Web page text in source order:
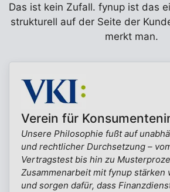
Das ist kein Zufall. fynup ist das
strukturell auf der Seite der
merkt man.
Verein für
Unsere Philosophie fußt auf
und rechtlicher Durchsetzung –
Vertragstest bis hin zu
Zusammenarbeit mit fynup stärken
und sorgen dafür, dass